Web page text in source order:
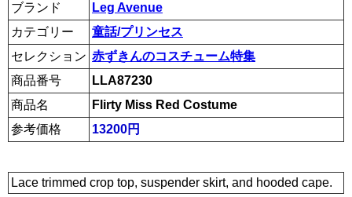
ブランド
Leg Avenue
カテゴリー
童話/プリンセス
セレクション 赤ずきんのコスチューム特集
商品番号
LLA87230
商品名
Flirty Miss Red Costume
参考価格
13200円
Lace trimmed crop top, suspender skirt, and hooded cape.